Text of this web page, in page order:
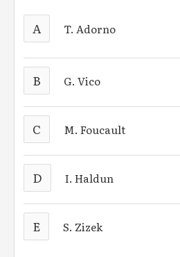
A T. Adorno
B G. Vico
C M. Foucault
D I. Haldun
E S. Zizek